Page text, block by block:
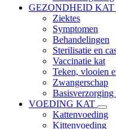
GEZONDHEID KAT
Ziektes
Symptomen
Behandelingen
Sterilisatie en
Vaccinatie kat
Teken, vlooien
Zwangerschap
Basisverzorging
VOEDING KAT
Kattenvoeding
Kittenvoeding